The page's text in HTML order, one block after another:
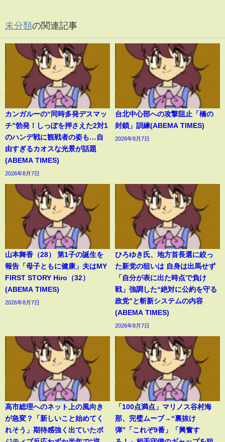
未分類の関連記事
カンガルーの“同時多発デスマッ
チ”勃発！しっぽを押さえた2対1
のハンデ戦に観戦者の姿も…自
由すぎるカオスな光景が話題
(ABEMA TIMES)
2026年8月7日
台北中心部への攻撃阻止「橋の
封鎖」訓練(ABEMA TIMES)
2026年8月7日
山本舞香（28） 第1子の誕生を
報告「母子ともに健康」夫はMY
FIRST STORY Hiro（32）
(ABEMA TIMES)
2026年8月7日
ひろゆき氏、地方首長選に絞っ
た新党の狙いは 自身は出馬せず
「自分が表に出た時点で負け
戦」強調した“絶対に公約を守る
政党”と斬新システムの内容
(ABEMA TIMES)
2026年8月7日
高市総理へのネット上の風向き
が急変？「新しいこと始めてく
れそう」期待感強く出ていたポ
「100点満点」マリノス谷村海
那、完璧ムーブ→“裏抜け
弾”「これぞ9番」「興奮す